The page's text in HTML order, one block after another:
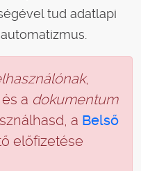
tud adatlapi
,
a dokumentum
a Belső
előfizetése